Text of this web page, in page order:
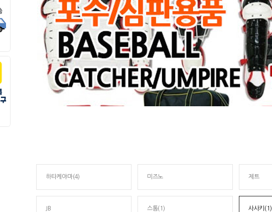
하타케야마(4) 미즈노 제트
JB 스톰(1) 사사키(1)